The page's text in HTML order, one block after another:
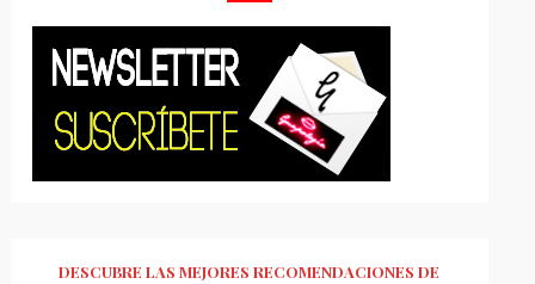
DESCUBRE LAS MEJORES RECOMENDACIONES DE